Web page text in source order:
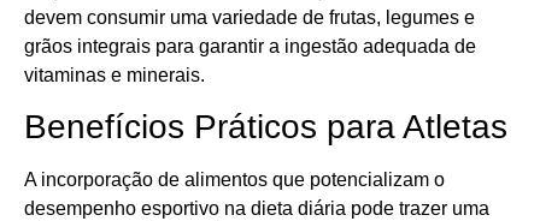
devem consumir uma variedade de frutas, legumes e
grãos integrais para garantir a ingestão adequada de
vitaminas e minerais.
Benefícios Práticos para Atletas
A incorporação de alimentos que potencializam o
desempenho esportivo na dieta diária pode trazer uma